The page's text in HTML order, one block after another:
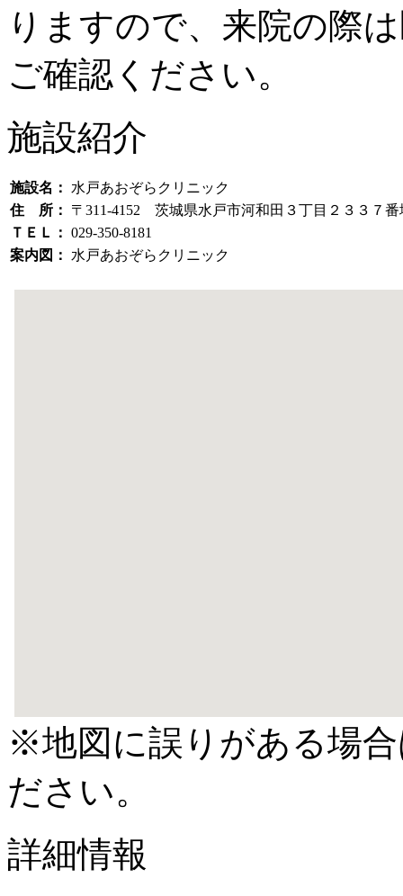
りますので、来院の際
ご確認ください。
施設紹介
施設名：
水戸あおぞらクリニック
住 所：
〒311-4152 茨城県水戸市河和田３丁目２３３７番
ＴＥＬ： 029-350-8181
案内図：
水戸あおぞらクリニック
※地図に誤りがある場
ださい。
詳細情報